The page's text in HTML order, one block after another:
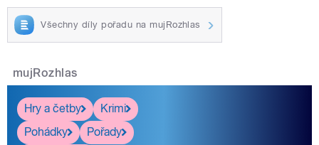
Všechny díly pořadu na mujRozhlas
mujRozhlas
Hry a četby
Krimi
Pohádky
Pořady